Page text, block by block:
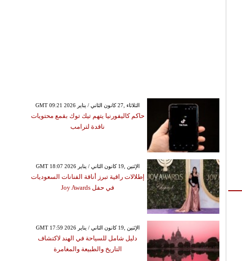
GMT 09:21 2026 الثلاثاء ,27 كانون الثاني / يناير
حاكم كاليفورنيا يتهم تيك توك بقمع محتويات
ناقدة لترامب
GMT 18:07 2026 الإثنين ,19 كانون الثاني / يناير
إطلالات راقية تبرز أناقة الفنانات السعوديات
في حفل Joy Awards
GMT 17:59 2026 الإثنين ,19 كانون الثاني / يناير
دليل شامل للسياحة في الهند لاكتشاف
التاريخ والطبيعة والمغامرة